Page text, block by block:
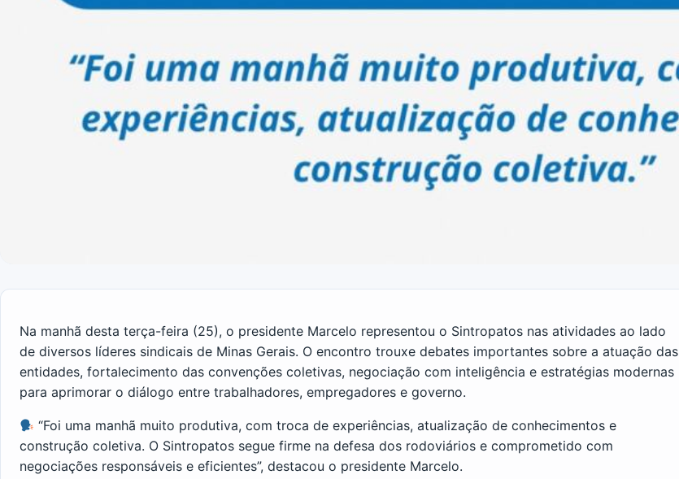
Na manhã desta terça-feira (25), o presidente Marcelo representou o Sintropatos nas atividades ao lado
de diversos líderes sindicais de Minas Gerais. O encontro trouxe debates importantes sobre a atuação das
entidades, fortalecimento das convenções coletivas, negociação com inteligência e estratégias modernas
para aprimorar o diálogo entre trabalhadores, empregadores e governo.
“Foi uma manhã muito produtiva, com troca de experiências, atualização de conhecimentos e
construção coletiva. O Sintropatos segue firme na defesa dos rodoviários e comprometido com
negociações responsáveis e eficientes”, destacou o presidente Marcelo.